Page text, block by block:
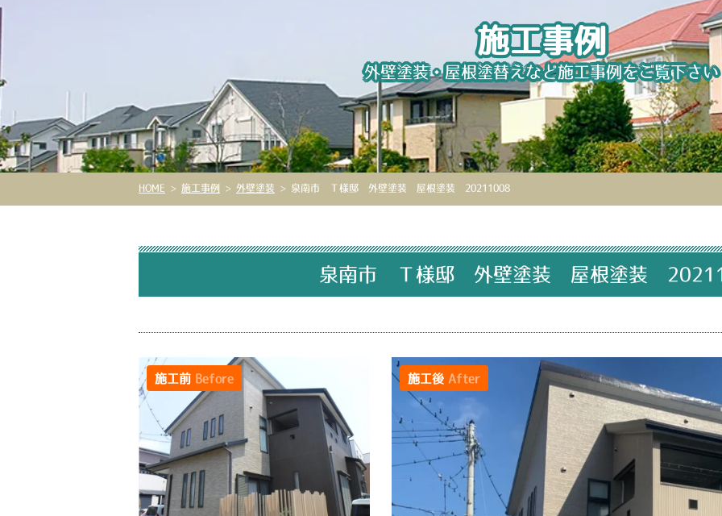
施工事例
外壁塗装・屋根塗替えなど施工事例をご覧下さい
HOME > 施工事例 > 外壁塗装 > 泉南市 Ｔ様邸 外壁塗装 屋根塗装 20211008
泉南市 Ｔ様邸 外壁塗装 屋根塗装
施工後 After
施工前 Before